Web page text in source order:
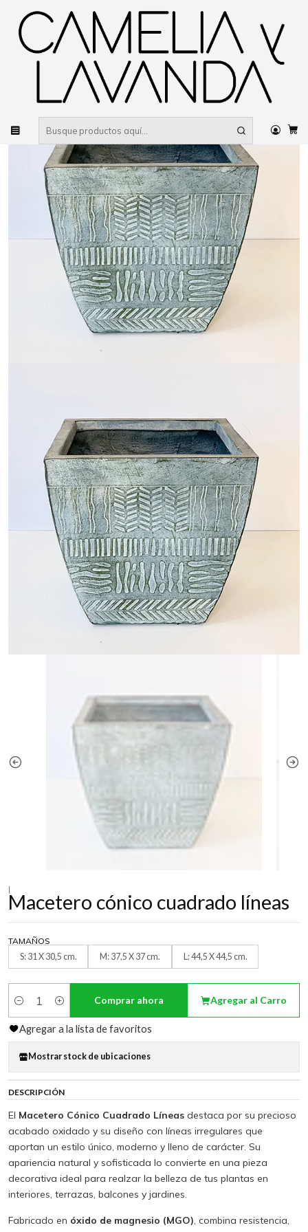
Inicio Deco garden Maceteros Macetero cónico cuadrado líneas
|
Macetero cónico cuadrado líneas
TAMAÑOS
S: 31 X 30,5 cm.
M: 37,5 X 37 cm. L: 44,5 X 44,5 cm.
Cantidad
Agregar al Carro
Comprar ahora
Agregar a la lista de favoritos
Mostrar stock de ubicaciones
DESCRIPCIÓN
El Macetero Cónico Cuadrado Líneasdestaca por su precioso
acabado oxidado y su diseño con líneas irregulares que
aportan un estilo único, moderno y lleno de carácter. Su
apariencia natural y sofisticada lo convierte en una pieza
decorativa ideal para realzar la belleza de tus plantas en
interiores, terrazas, balcones y jardines.
Fabricado en óxido de magnesio (MGO), combina resistencia,